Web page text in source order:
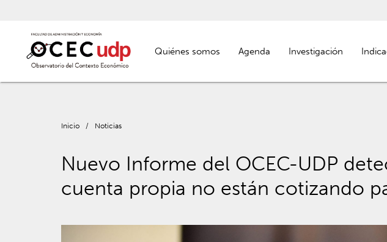
Quiénes somos Agenda Investigación
Inicio / Noticias
Nuevo Informe del OCEC-UDP
cuenta propia no están cotizando